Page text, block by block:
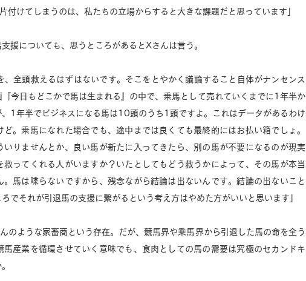
付けてしまうのは、私たちの立場からすると大きな課題だと思っています」
援についても、思うところがあるとXさんは言う。
全頭救えるはずはないです。そこをとやかく議論すること自体がナンセンス
今日もどこかで馬は生まれる』の中で、乗馬として売れていくまでに1年半か
1年半でビジネスになる馬は10頭のうち1頭ですよ。これはデータがあるわけ
。乗馬になれた場合でも、途中までは良くても最終的にはお払い箱でしょ。
りませんとか、良い馬が新たに入ってきたら、別の馬が不要になるのが現実
ってくれる人がいますか？いたとしてもどう救うかによって、その馬が本当
馬は喋らないですから、残念ながら結論は出ないんです。結論の出ないこと
でそれが引退馬の支援に繋がるという考え方はやめた方がいいと思います」
のような家畜商という存在。だが、競馬界や乗馬界から引退した馬の命を全う
馬産業を循環させていく意味でも、食肉としての馬の需要は究極のセカンドキ